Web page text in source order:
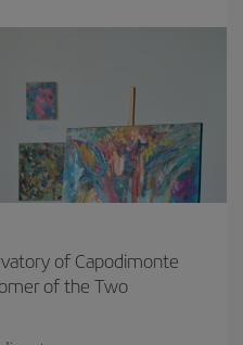
of Capodimonte
of the Two